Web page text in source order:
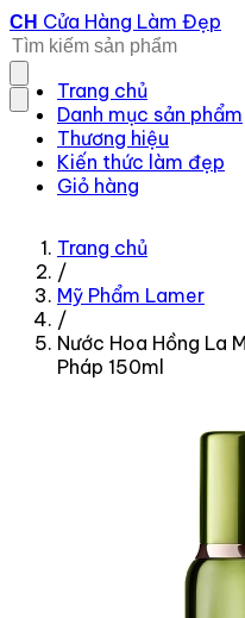
CH Cửa Hàng Làm Đẹp
Trang chủ
Danh mục sản phẩm
Thương hiệu
Kiến thức làm đẹp
Giỏ hàng
Trang chủ
/
Mỹ Phẩm Lamer
/
Nước Hoa Hồng La
Pháp 150ml